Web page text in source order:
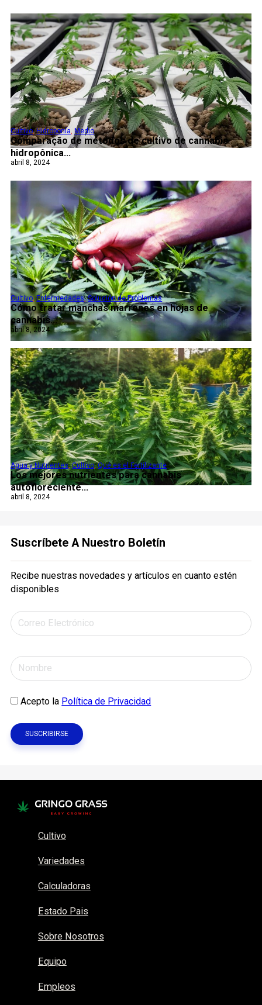
Comparação de métodos de cultivo de cannabis
hidropônica...
Cultivo,Hidroponía, Medio
abril 8, 2024
Cómo tratar manchas marrones en hojas de
cannabis...
Cultivo,Enfermedades,Solución de Problemas
abril 8, 2024
Los mejores nutrientes para cannabis
autofloreciente...
Agua y Nutrientes,Cultivo,Qué es el Fertilizante
abril 8, 2024
Suscríbete A Nuestro Boletín
Recibe nuestras novedades y artículos en cuanto estén
disponibles
Acepto la Política de Privacidad
Cultivo
Variedades
Calculadoras
Estado Pais
Sobre Nosotros
Equipo
Empleos